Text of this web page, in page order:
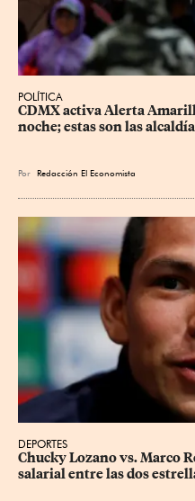
POLÍTICA
CDMX activa Alerta
noche; estas son las
Por Redacción El Economista
DEPORTES
Chucky Lozano vs. Marco
salarial entre las dos